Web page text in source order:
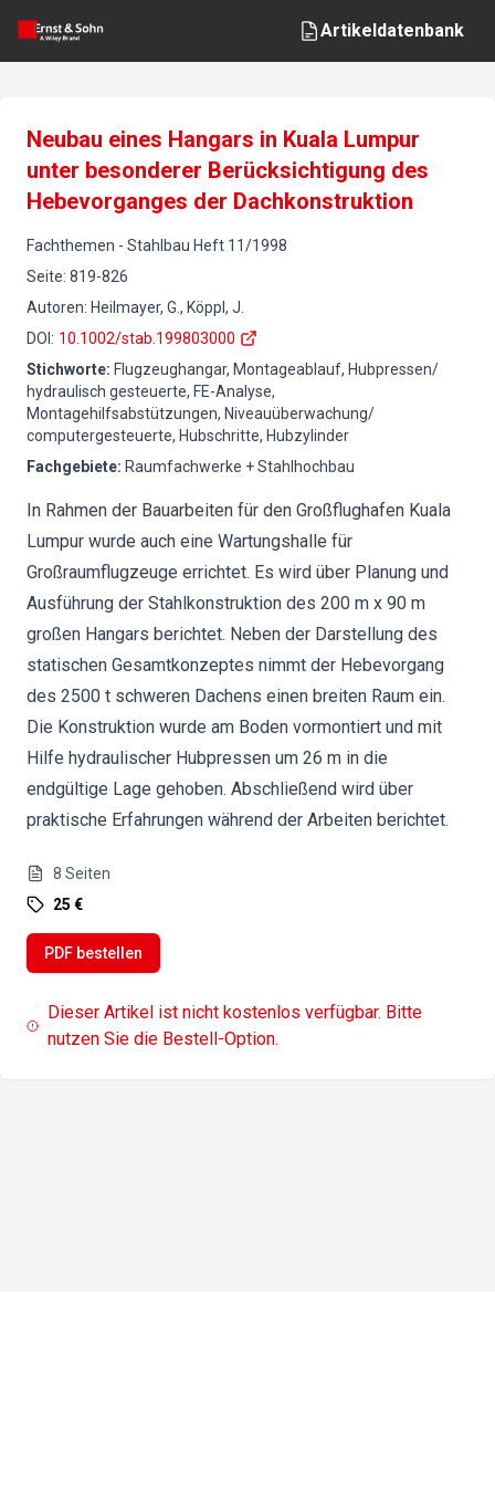
Artikeldatenbank
Neubau eines Hangars in Kuala Lumpur
unter besonderer Berücksichtigung des
Hebevorganges der Dachkonstruktion
Fachthemen - Stahlbau Heft 11/1998
Seite: 819-826
Autoren: Heilmayer, G., Köppl, J.
DOI : 10.1002/stab.199803000
Stichworte: Flugzeughangar, Montageablauf, Hubpressen/
hydraulisch gesteuerte, FE-Analyse,
Montagehilfsabstützungen, Niveauüberwachung/
computergesteuerte, Hubschritte, Hubzylinder
Fachgebiete: Raumfachwerke + Stahlhochbau
In Rahmen der Bauarbeiten für den Großflughafen Kuala
Lumpur wurde auch eine Wartungshalle für
Großraumflugzeuge errichtet. Es wird über Planung und
Ausführung der Stahlkonstruktion des 200 m x 90 m
großen Hangars berichtet. Neben der Darstellung des
statischen Gesamtkonzeptes nimmt der Hebevorgang
des 2500 t schweren Dachens einen breiten Raum ein.
Die Konstruktion wurde am Boden vormontiert und mit
Hilfe hydraulischer Hubpressen um 26 m in die
endgültige Lage gehoben. Abschließend wird über
praktische Erfahrungen während der Arbeiten berichtet.
8 Seiten
25 €
PDF bestellen
Dieser Artikel ist nicht kostenlos verfügbar. Bitte
nutzen Sie die Bestell-Option.